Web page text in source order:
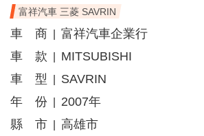
富祥汽車 三菱 SAVRIN
車 商
富祥汽車企業行
車 款
MITSUBISHI
車 型
SAVRIN
年 份
2007年
縣 市
高雄市